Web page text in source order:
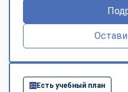
Есть учебный план